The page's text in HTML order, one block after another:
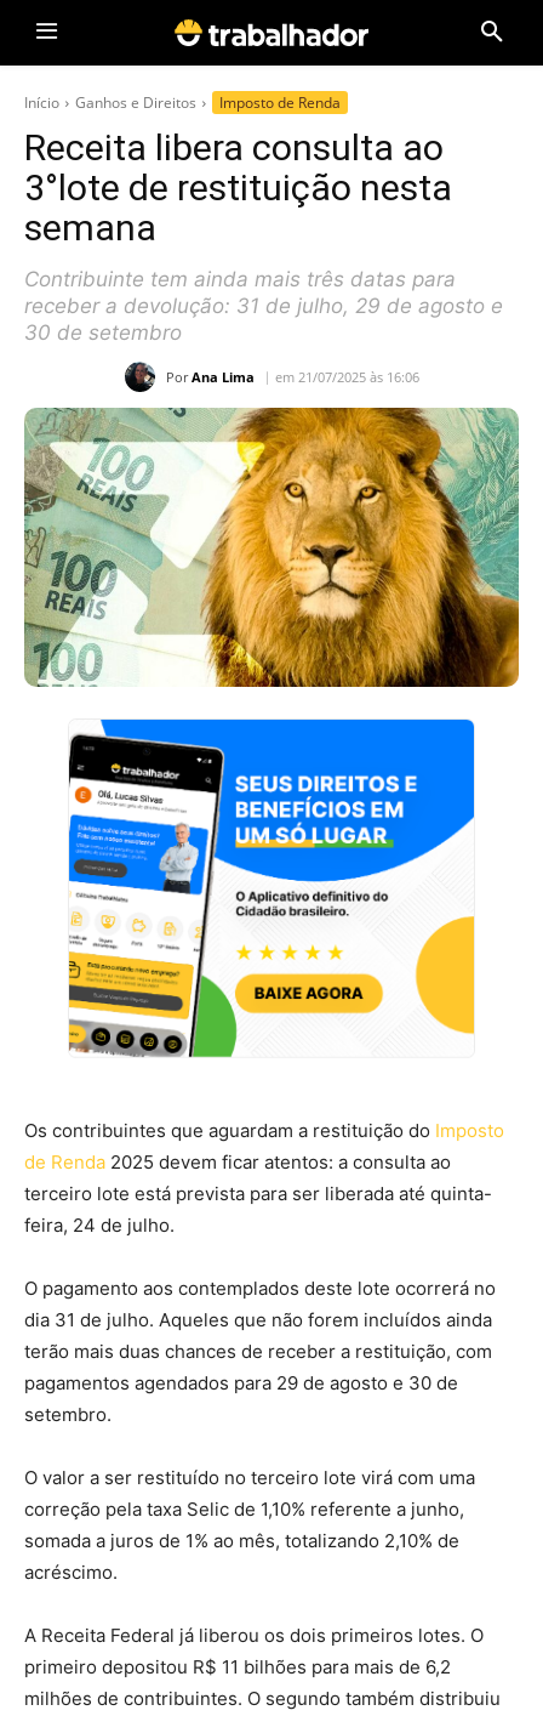
Início Ganhos e Direitos Imposto de Renda
Receita libera consulta ao
3°lote de restituição nesta
semana
Contribuinte tem ainda mais três datas para
receber a devolução: 31 de julho, 29 de agosto e
30 de setembro
Por Ana Lima em 21/07/2025 às 16:06
Os contribuintes que aguardam a restituição do Imposto
de Renda 2025 devem ficar atentos: a consulta ao
terceiro lote está prevista para ser liberada até quinta-
feira, 24 de julho.
O pagamento aos contemplados deste lote ocorrerá no
dia 31 de julho. Aqueles que não forem incluídos ainda
terão mais duas chances de receber a restituição, com
pagamentos agendados para 29 de agosto e 30 de
setembro.
O valor a ser restituído no terceiro lote virá com uma
correção pela taxa Selic de 1,10% referente a junho,
somada a juros de 1% ao mês, totalizando 2,10% de
acréscimo.
A Receita Federal já liberou os dois primeiros lotes. O
primeiro depositou R$ 11 bilhões para mais de 6,2
milhões de contribuintes. O segundo também distribuiu